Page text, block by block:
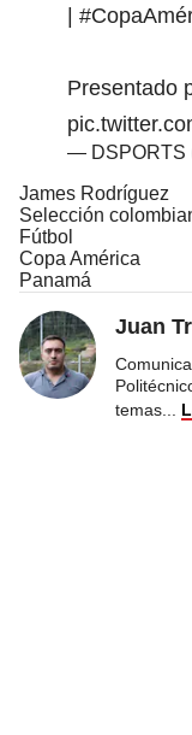
|
Presentado
— DSPORTS
James Rodríguez
Selección
Fútbol
Copa América
Panamá
Juan
temas